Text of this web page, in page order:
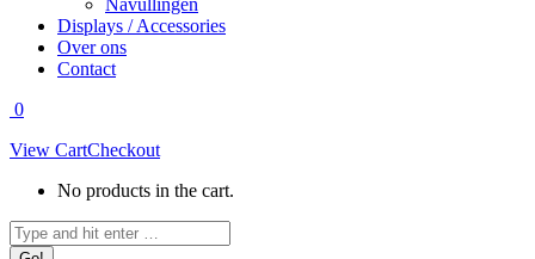
Navullingen
Displays / Accessories
Over ons
Contact
0
View CartCheckout
No products in the cart.
Search: